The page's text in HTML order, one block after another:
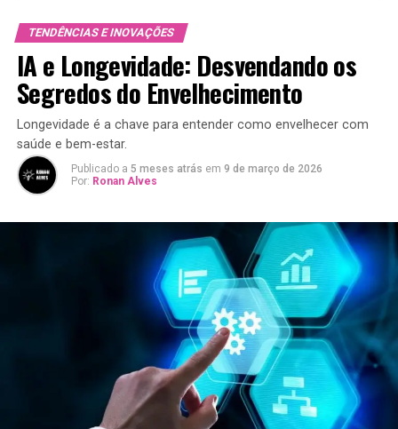
TENDÊNCIAS E INOVAÇÕES
IA e Longevidade: Desvendando os
Segredos do Envelhecimento
Longevidade é a chave para entender como envelhecer com
saúde e bem-estar.
Publicado a 5 meses atrás em 9 de março de 2026
Por: Ronan Alves